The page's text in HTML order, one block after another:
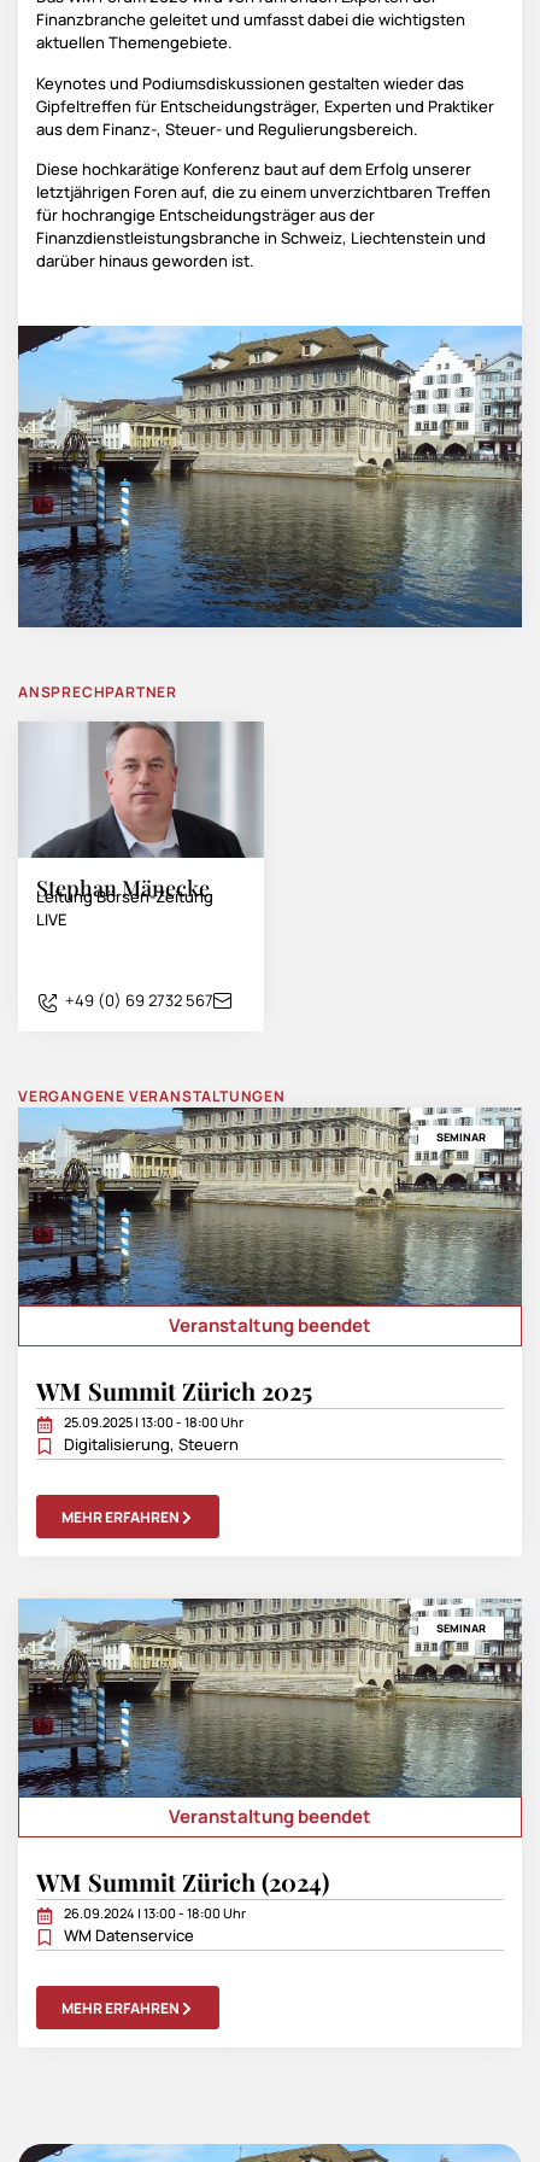
Finanzbranche geleitet und umfasst dabei die wichtigsten
aktuellen Themengebiete.
Keynotes und Podiumsdiskussionen gestalten wieder das
Gipfeltreffen für Entscheidungsträger, Experten und Praktiker
aus dem Finanz-, Steuer- und Regulierungsbereich.
Diese hochkarätige Konferenz baut auf dem Erfolg unserer
letztjährigen Foren auf, die zu einem unverzichtbaren Treffen
für hochrangige Entscheidungsträger aus der
Finanzdienstleistungsbranche in Schweiz, Liechtenstein und
darüber hinaus geworden ist.
ANSPRECHPARTNER
Stephan Mänecke
Leitung Börsen-Zeitung
LIVE
+49 (0) 69 2732 567
VERGANGENE VERANSTALTUNGEN
MEHR ERFAHREN
SEMINAR
Veranstaltung beendet
WM Summit Zürich 2025
25.09.2025 | 13:00 - 18:00 Uhr
Digitalisierung, Steuern
MEHR ERFAHREN
SEMINAR
Veranstaltung beendet
WM Summit Zürich (2024)
26.09.2024 | 13:00 - 18:00 Uhr
WM Datenservice